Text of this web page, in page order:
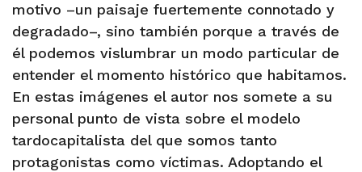
motivo –un paisaje fuertemente connotado y
degradado–, sino también porque a través de
él podemos vislumbrar un modo particular de
entender el momento histórico que habitamos.
En estas imágenes el autor nos somete a su
personal punto de vista sobre el modelo
tardocapitalista del que somos tanto
protagonistas como víctimas. Adoptando el